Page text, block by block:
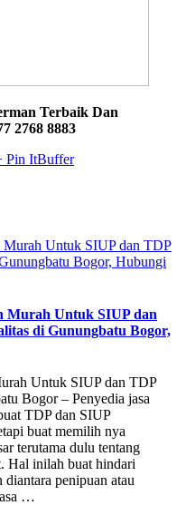
Terbaik Dan
2768 8883
Pin ItBuffer
Murah Untuk SIUP dan
di Gunungbatu Bogor,
Untuk SIUP dan TDP
Bogor – Penyedia jasa
TDP dan SIUP
buat memilih nya
terutama dulu tentang
Hal inilah buat hindari
penipuan atau
…